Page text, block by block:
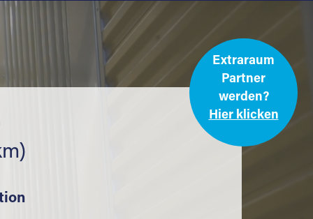
Extraraum
Partner
werden?
Hier klicken